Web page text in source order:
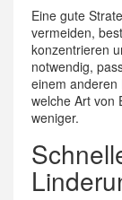
Eine gute
vermeiden,
konzentrieren
notwendig,
einem anderen
welche Art von
weniger.